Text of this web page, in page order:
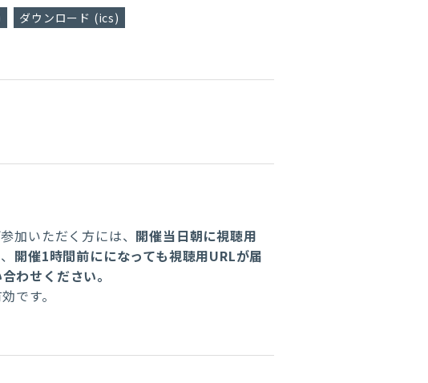
ダウンロード (ics)
加いただく方には、 開催当日朝に視聴用
開催1時間前にになっても視聴用URLが届
わせください。
です。